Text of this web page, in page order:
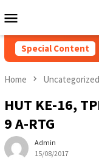
to
Menu
Special Content
Home Uncategorized
HUT KE-16,
9 A-RTG
Admin
15/08/2017